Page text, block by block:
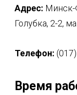
Адрес: Минск-
Голубка, 2-2,
Телефон:
Время